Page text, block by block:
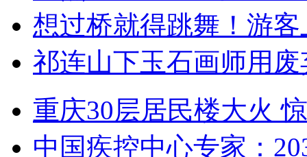
想过桥就得跳舞！游客
祁连山下玉石画师用
重庆30层居民楼大火
中国疾控中心专家：